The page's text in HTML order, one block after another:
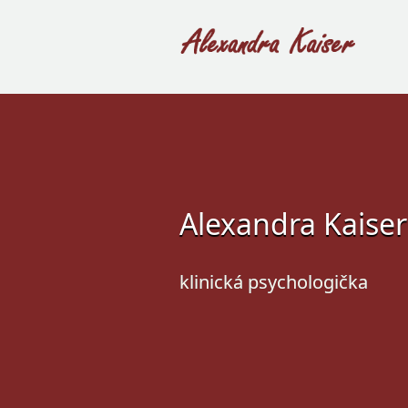
Alexandra Kaiser
klinická psychologička